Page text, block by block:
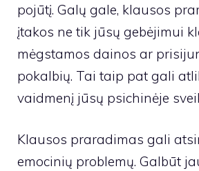
pojūtį. Galų gale, klausos
įtakos ne tik jūsų gebėjimui
mėgstamos dainos ar
pokalbių. Tai taip pat gali
vaidmenį jūsų psichinėje
Klausos praradimas gali
emocinių problemų. Galbūt